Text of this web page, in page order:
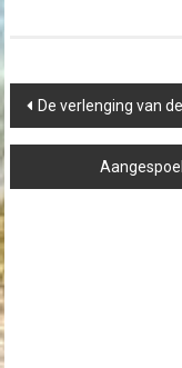
navigation
De verlenging van